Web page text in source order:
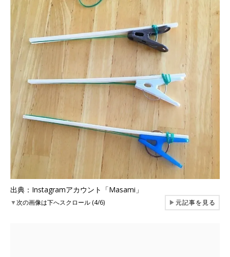
出典：Instagramアカウント「Masami」
▼次の画像は下へスクロール (4/6) ▶元記事を見る